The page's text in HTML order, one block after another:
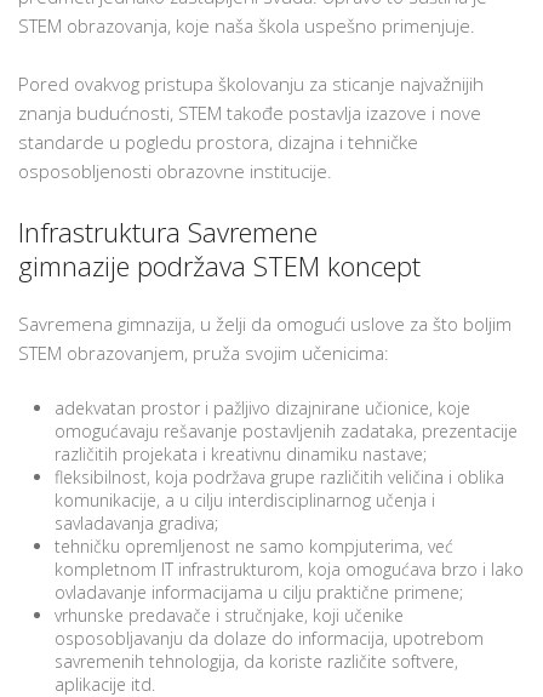
STEM obrazovanja, koje naša škola uspešno primenjuje.
Pored ovakvog pristupa školovanju za sticanje najvažnijih
znanja budućnosti, STEM takođe postavlja izazove i nove
standarde u pogledu prostora, dizajna i tehničke
osposobljenosti obrazovne institucije.
Infrastruktura Savremene
gimnazije podržava STEM koncept
Savremena gimnazija, u želji da omogući uslove za što boljim
STEM obrazovanjem, pruža svojim učenicima:
adekvatan prostor i pažljivo dizajnirane učionice, koje
omogućavaju rešavanje postavljenih zadataka, prezentacije
različitih projekata i kreativnu dinamiku nastave;
fleksibilnost, koja podržava grupe različitih veličina i oblika
komunikacije, a u cilju interdisciplinarnog učenja i
savladavanja gradiva;
tehničku opremljenost ne samo kompjuterima, već
kompletnom IT infrastrukturom, koja omogućava brzo i lako
ovladavanje informacijama u cilju praktične primene;
vrhunske predavače i stručnjake, koji učenike
osposobljavanju da dolaze do informacija, upotrebom
savremenih tehnologija, da koriste različite softvere,
aplikacije itd.